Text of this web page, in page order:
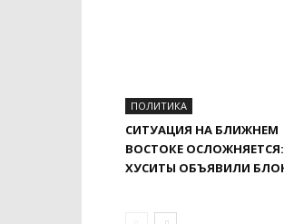
ПОЛИТИКА
СИТУАЦИЯ НА БЛИЖНЕМ
ВОСТОКЕ ОСЛОЖНЯЕТСЯ:
ХУСИТЫ ОБЪЯВИЛИ